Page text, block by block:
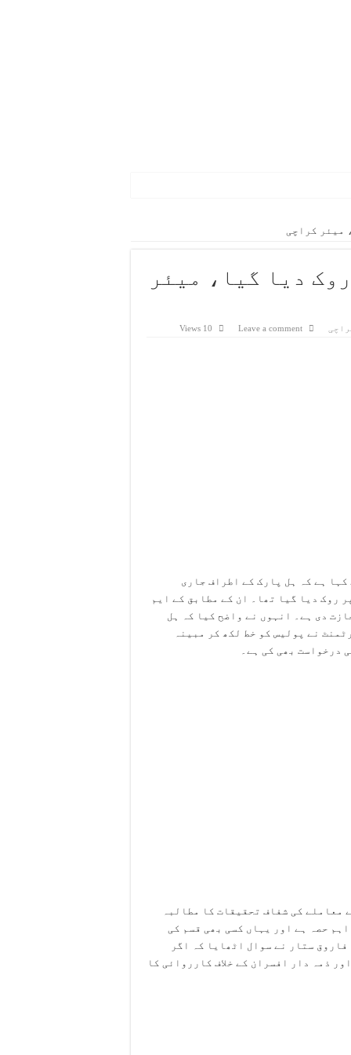
کلب کرکٹ کے لیے مستقل ونڈو مختص کرنے پر زور
جلد بحال کی جائیں گی، آصف جان صدیقی
میئر کراچی
دیا گیا، میئر
Leave a comment
10 Views
ہے کہ ہل پارک کے اطراف جاری
روک دیا گیا تھا۔ ان کے مطابق کے ایم
دی ہے۔ انہوں نے واضح کیا کہ ہل
نے پولیس کو خط لکھ کر مبینہ
درخواست بھی کی ہے۔
معاملے کی شفاف تحقیقات کا مطالبہ
حصہ ہے اور یہاں کسی بھی قسم کی
ستار نے سوال اٹھایا کہ اگر
ذمہ دار افسران کے خلاف کارروائی کا